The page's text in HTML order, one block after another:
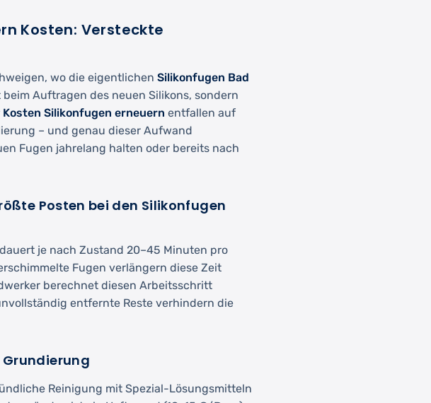
Kosten: Versteckte
wo die eigentlichen Silikonfugen Bad
Auftragen des neuen Silikons, sondern
Kosten Silikonfugen erneuern entfallen auf
– und genau dieser Aufwand
Fugen jahrelang halten oder bereits nach
Posten bei den Silikonfugen
je nach Zustand 20–45 Minuten pro
Fugen verlängern diese Zeit
berechnet diesen Arbeitsschritt
entfernte Reste verhindern die
Reinigung mit Spezial-Lösungsmitteln